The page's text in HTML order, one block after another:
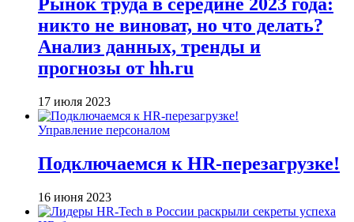
никто не виноват, но что делать?
Анализ данных, тренды и
прогнозы от hh.ru
17 июля 2023
Управление персоналом
Подключаемся к HR-перезагрузке!
16 июня 2023